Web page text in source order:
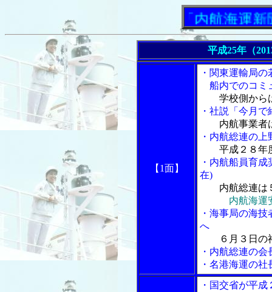
「内航海運新聞」ニ
平成25年（
【1面】
・関東運輸局
船内でのコミ
学校側から
・社説「今月
内航事業者
・内航総連の
平成２８年
・内航船員育
在)
内航総連は
内航海運
・海事局の海
へ
６月３日の
・内航総連の
・名港海運の
・国交省が平